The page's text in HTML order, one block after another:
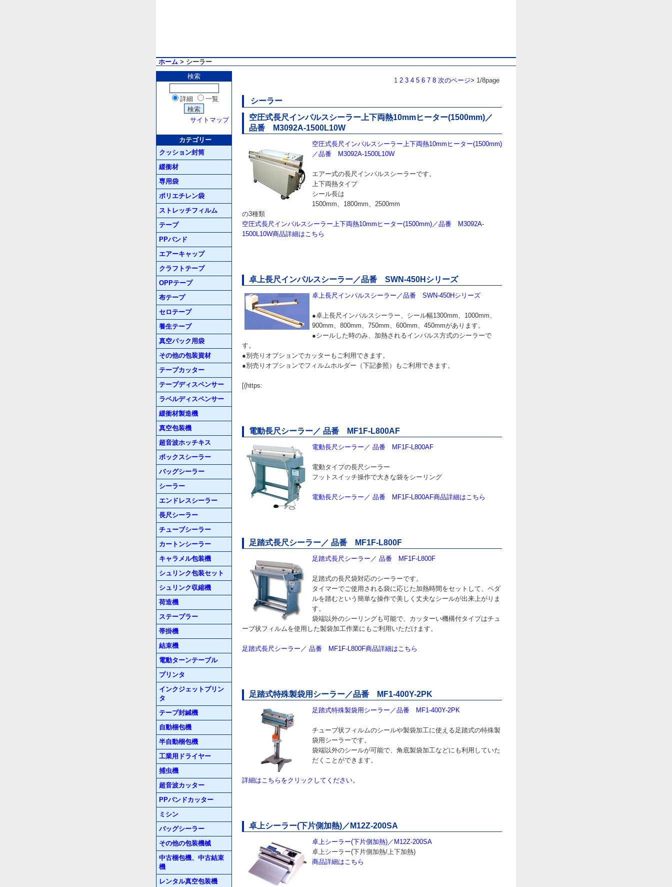
ホーム > シーラー
検索
詳細 一覧
サイトマップ
カテゴリー
クッション封筒
緩衝材
専用袋
ポリエチレン袋
ストレッチフィルム
テープ
PPバンド
エアーキャップ
クラフトテープ
OPPテープ
布テープ
セロテープ
養生テープ
真空パック用袋
その他の包装資材
テープカッター
テープディスペンサー
ラベルディスペンサー
緩衝材製造機
真空包装機
超音波ホッチキス
ボックスシーラー
バッグシーラー
シーラー
エンドレスシーラー
長尺シーラー
チューブシーラー
カートンシーラー
キャラメル包装機
シュリンク包装セット
シュリンク収縮機
荷造機
ステープラー
帯掛機
結束機
電動ターンテーブル
プリンタ
インクジェットプリン
タ
テープ封緘機
自動梱包機
半自動梱包機
工業用ドライヤー
捕虫機
超音波カッター
PPバンドカッター
ミシン
バッグシーラー
その他の包装機械
中古梱包機、中古結束
機
レンタル真空包装機
1 2 3 4 5 6 7 8 次のページ> 1/8page
シーラー
空圧式長尺インパルスシーラー上下両熱10mmヒーター(1500mm)／
品番 M3092A-1500L10W
空圧式長尺インパルスシーラー上下両熱10mmヒーター(1500mm)
／品番 M3092A-1500L10W
エアー式の長尺インパルスシーラーです。
上下両熱タイプ
シール長は
1500mm、1800mm、2500mm
の3種類
空圧式長尺インパルスシーラー上下両熱10mmヒーター(1500mm)／品番 M3092A-
1500L10W商品詳細はこちら
卓上長尺インパルスシーラー／品番 SWN-450Hシリーズ
卓上長尺インパルスシーラー／品番 SWN-450Hシリーズ
●卓上長尺インパルスシーラー、シール幅1300mm、1000mm、
900mm、800mm、750mm、600mm、450mmがあります。
●シールした時のみ、加熱されるインパルス方式のシーラーで
す。
●別売りオプションでカッターもご利用できます。
●別売りオプションでフィルムホルダー（下記参照）もご利用できます。
[(https:
電動長尺シーラー／ 品番 MF1F-L800AF
電動長尺シーラー／ 品番 MF1F-L800AF
電動タイプの長尺シーラー
フットスイッチ操作で大きな袋をシーリング
電動長尺シーラー／ 品番 MF1F-L800AF商品詳細はこちら
足踏式長尺シーラー／ 品番 MF1F-L800F
足踏式長尺シーラー／ 品番 MF1F-L800F
足踏式の長尺袋対応のシーラーです。
タイマーでご使用される袋に応じた加熱時間をセットして、ペダ
ルを踏むという簡単な操作で美しく丈夫なシールが出来上がりま
す。
袋端以外のシーリングも可能で、カッターい機構付タイプはチュ
ーブ状フィルムを使用した製袋加工作業にもご利用いただけます。
足踏式長尺シーラー／ 品番 MF1F-L800F商品詳細はこちら
足踏式特殊製袋用シーラー／品番 MF1-400Y-2PK
足踏式特殊製袋用シーラー／品番 MF1-400Y-2PK
チューブ状フィルムのシールや製袋加工に使える足踏式の特殊製
袋用シーラーです。
袋端以外のシールが可能で、角底製袋加工などにも利用していた
だくことができます。
詳細はこちらをクリックしてください。
卓上シーラー(下片側加熱)／M12Z-200SA
卓上シーラー(下片側加熱)／M12Z-200SA
卓上シーラー(下片側加熱/上下加熱)
商品詳細はこちら